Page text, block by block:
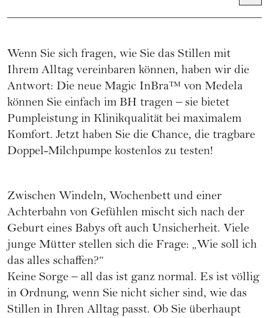
Wenn Sie sich fragen, wie Sie das Stillen mit
Ihrem Alltag vereinbaren können, haben wir die
Antwort: Die neue Magic InBra™ von Medela
können Sie einfach im BH tragen – sie bietet
Pumpleistung in Klinikqualität bei maximalem
Komfort. Jetzt haben Sie die Chance, die tragbare
Doppel-Milchpumpe kostenlos zu testen!
Zwischen Windeln, Wochenbett und einer
Achterbahn von Gefühlen mischt sich nach der
Geburt eines Babys oft auch Unsicherheit. Viele
junge Mütter stellen sich die Frage: „Wie soll ich
das alles schaffen?“
Keine Sorge – all das ist ganz normal. Es ist völlig
in Ordnung, wenn Sie nicht sicher sind, wie das
Stillen in Ihren Alltag passt. Ob Sie überhaupt